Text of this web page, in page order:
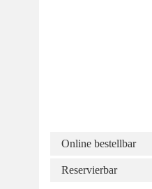
Online bestellbar
Reservierbar